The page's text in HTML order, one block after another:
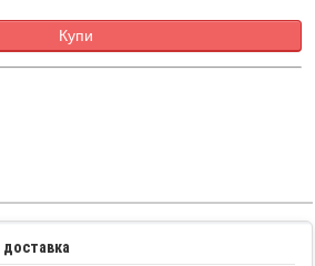
Купи
доставка